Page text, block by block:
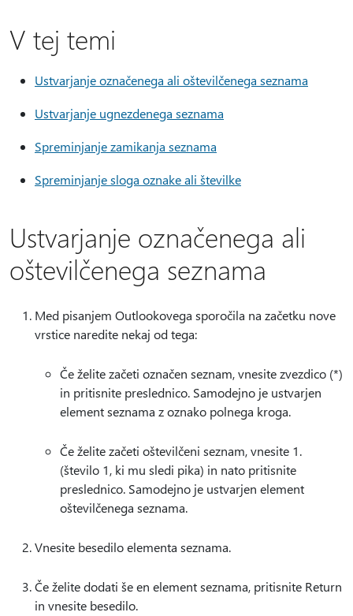
V tej temi
Ustvarjanje označenega ali oštevilčenega seznama
Ustvarjanje ugnezdenega seznama
Spreminjanje zamikanja seznama
Spreminjanje sloga oznake ali številke
Ustvarjanje označenega ali
oštevilčenega seznama
Med pisanjem Outlookovega sporočila na začetku nove
vrstice naredite nekaj od tega:
Če želite začeti označen seznam, vnesite zvezdico (*)
in pritisnite preslednico. Samodejno je ustvarjen
element seznama z oznako polnega kroga.
Če želite začeti oštevilčeni seznam, vnesite 1.
(število 1, ki mu sledi pika) in nato pritisnite
preslednico. Samodejno je ustvarjen element
oštevilčenega seznama.
Vnesite besedilo elementa seznama.
Če želite dodati še en element seznama, pritisnite Return
in vnesite besedilo.